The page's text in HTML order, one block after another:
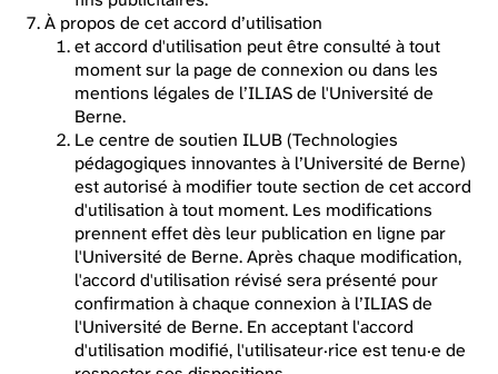
À propos de cet accord d’utilisation
et accord d'utilisation peut être consulté à tout
moment sur la page de connexion ou dans les
mentions légales de l’ILIAS de l'Université de
Berne.
Le centre de soutien ILUB (Technologies
pédagogiques innovantes à l’Université de Berne)
est autorisé à modifier toute section de cet accord
d'utilisation à tout moment. Les modifications
prennent effet dès leur publication en ligne par
l'Université de Berne. Après chaque modification,
l'accord d'utilisation révisé sera présenté pour
confirmation à chaque connexion à l’ILIAS de
l'Université de Berne. En acceptant l'accord
d'utilisation modifié, l'utilisateur·rice est tenu·e de